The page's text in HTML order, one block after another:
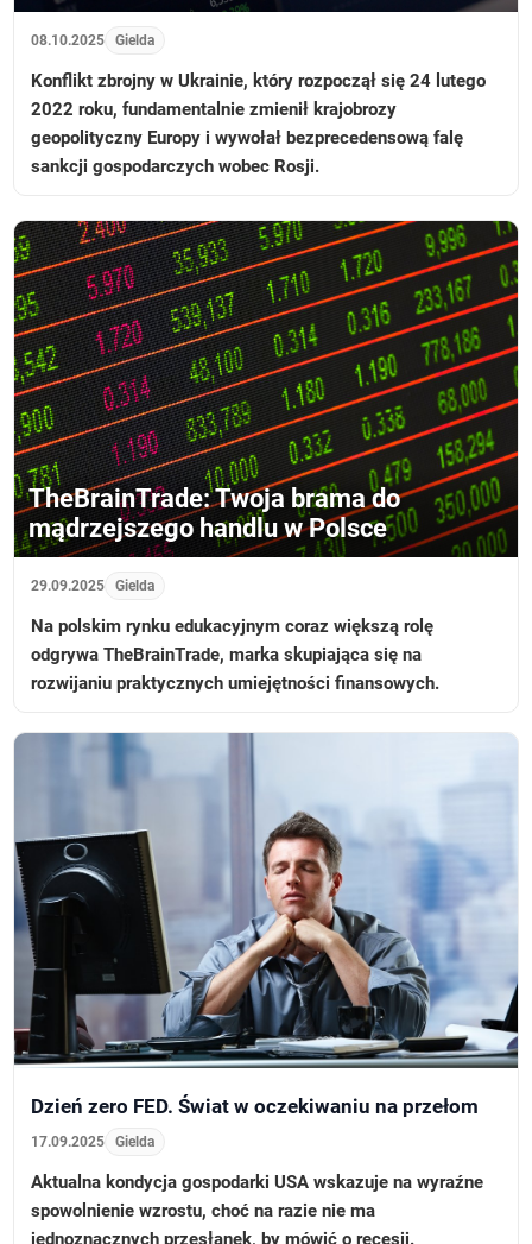
08.10.2025 Gielda
Konflikt zbrojny w Ukrainie, który rozpoczął się 24 lutego
2022 roku, fundamentalnie zmienił krajobrozy
geopolityczny Europy i wywołał bezprecedensową falę
sankcji gospodarczych wobec Rosji.
TheBrainTrade: Twoja brama do
mądrzejszego handlu w Polsce
29.09.2025 Gielda
Na polskim rynku edukacyjnym coraz większą rolę
odgrywa TheBrainTrade, marka skupiająca się na
rozwijaniu praktycznych umiejętności finansowych.
Dzień zero FED. Świat w oczekiwaniu na przełom
17.09.2025 Gielda
Aktualna kondycja gospodarki USA wskazuje na wyraźne
spowolnienie wzrostu, choć na razie nie ma
jednoznacznych przesłanek, by mówić o recesji.